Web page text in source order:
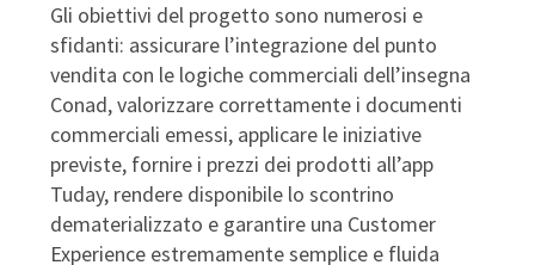
Gli obiettivi del progetto sono numerosi e
sfidanti: assicurare l’integrazione del punto
vendita con le logiche commerciali dell’insegna
Conad, valorizzare correttamente i documenti
commerciali emessi, applicare le iniziative
previste, fornire i prezzi dei prodotti all’app
Tuday, rendere disponibile lo scontrino
dematerializzato e garantire una Customer
Experience estremamente semplice e fluida